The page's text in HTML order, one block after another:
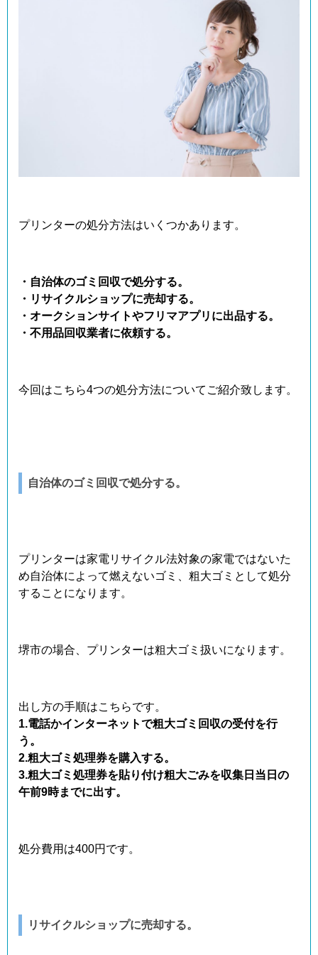
プリンターの処分方法はいくつかあります。
・自治体のゴミ回収で処分する。
・リサイクルショップに売却する。
・オークションサイトやフリマアプリに出品する。
・不用品回収業者に依頼する。
今回はこちら4つの処分方法についてご紹介致します。
自治体のゴミ回収で処分する。
プリンターは家電リサイクル法対象の家電ではないた
め自治体によって燃えないゴミ、粗大ゴミとして処分
することになります。
堺市の場合、プリンターは粗大ゴミ扱いになります。
出し方の手順はこちらです。
1.電話かインターネットで粗大ゴミ回収の受付を行
う。
2.粗大ゴミ処理券を購入する。
3.粗大ゴミ処理券を貼り付け粗大ごみを収集日当日の
午前9時までに出す。
処分費用は400円です。
リサイクルショップに売却する。